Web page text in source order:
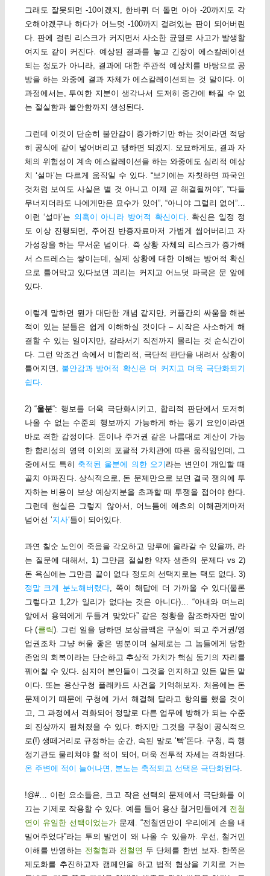
그래도 잘못되면 -10이겠지, 한바퀴 더 돌면 아아 -20까지도 각
오해야겠구나 하다가 어느덧 -100까지 걸려있는 판이 되어버린
다. 판에 걸린 리스크가 커지면서 사소한 균열로 사고가 발생할
여지도 같이 커진다. 예상된 결과를 놓고 긴장이 에스칼레이션
되는 정도가 아니라, 결과에 대한 주관적 예상치를 바탕으로 공
방을 하는 와중에 결과 자체가 에스칼레이션되는 것 말이다. 이
과정에서는, 투여한 지분이 생각나서 도저히 중간에 빠질 수 없
는 절실함과 불안함까지 생성된다.
그런데 이것이 단순히 불안감이 증가하기만 하는 것이라면 적당
히 공식에 같이 넣어버리고 땡하면 되겠지. 오묘하게도, 결과 자
체의 위험성이 계속 에스칼레이션을 하는 와중에도 심리적 예상
치 ‘설마’는 다르게 움직일 수 있다. “보기에는 자칫하면 파국인
것처럼 보여도 사실은 별 것 아니고 이제 곧 해결될꺼야”, “다들
무너지더라도 나에게만은 묘수가 있어”, “아니야 그럴리 없어”…
이런 ‘설마’는 의혹이 아니라 방어적 확신이다. 확신은 일정 정
도 이상 진행되면, 주어진 반증자료마저 가볍게 씹어버리고 자
가성장을 하는 무서운 넘이다. 즉 상황 자체의 리스크가 증가해
서 스트레스는 쌓이는데, 실제 상황에 대한 이해는 방어적 확신
으로 틀어막고 있다보면 괴리는 커지고 어느덧 파국은 문 앞에
있다.
이렇게 말하면 뭔가 대단한 개념 같지만, 커플간의 싸움을 해본
적이 있는 분들은 쉽게 이해하실 것이다 – 시작은 사소하게 해
결할 수 있는 일이지만, 갈라서기 직전까지 몰리는 것 순식간이
다. 그런 악조건 속에서 비합리적, 극단적 판단을 내려서 상황이
틀어지면, 불안감과 방어적 확신은 더 커지고 더욱 극단화되기
쉽다.
2) “울분“: 행보를 더욱 극단화시키고, 합리적 판단에서 도저히
나올 수 없는 수준의 행보까지 가능하게 하는 동기 요인이라면
바로 격한 감정이다. 돈이나 주거권 같은 나름대로 계산이 가능
한 합리성의 영역 이외의 포괄적 가치관에 따른 움직임인데, 그
중에서도 특히 축적된 울분에 의한 오기 라는 변인이 개입할 때
골치 아파진다. 상식적으로, 돈 문제만으로 보면 결국 쟁의에 투
자하는 비용이 보상 예상지분을 초과할 때 투쟁을 접어야 한다.
그런데 현실은 그렇지 않아서, 어느틈에 애초의 이해관계마저
넘어선 ‘지사‘들이 되어있다.
과연 칠순 노인이 죽음을 각오하고 망루에 올라갈 수 있을까, 라
는 질문에 대해서, 1) 그만큼 절실한 약자 생존의 문제다 vs 2)
돈 욕심에는 그만큼 끝이 없다 정도의 선택지로는 택도 없다. 3)
정말 크게 분노해버렸다, 쪽이 해답에 더 가까울 수 있다(물론
그렇다고 1,2가 일리가 없다는 것은 아니다)… “아내와 며느리
앞에서 용역에게 두들겨 맞았다” 같은 정황을 참조하자면 말이
다 (클릭). 그런 일을 당하면 보상금액은 구실이 되고 주거권/영
업권조차 그냥 허울 좋은 명분이며 실제로는 그 놈들에게 당한
존엄의 회복이라는 단순하고 추상적 가치가 핵심 동기의 자리를
꿰어찰 수 있다. 심지어 본인들이 그것을 인지하고 있든 말든 말
이다. 또는 용산구청 플래카드 사건을 기억해보자. 처음에는 돈
문제이기 때문에 구청에 가서 해결해 달라고 항의를 했을 것이
고, 그 과정에서 격화되어 정말로 다른 업무에 방해가 되는 수준
의 진상까지 펼쳐졌을 수 있다. 하지만 그것을 구청이 공식적으
로(!) 생떼거리로 규정하는 순간, 속된 말로 ‘빡’돈다. 구청, 즉 행
정기관도 물리쳐야 할 적이 되어, 더욱 전투적 자세는 격화된다.
온 주변에 적이 늘어나면, 분노는 축적되고 선택은 극단화된다.
!@#… 이런 요소들은, 크고 작은 선택의 문제에서 극단화를 이
끄는 기제로 작용할 수 있다. 예를 들어 용산 철거민들에게 전철
연이 유일한 선택이었는가 문제. “전철연만이 우리에게 손을 내
밀어주었다”라는 투의 발언이 왜 나올 수 있을까. 우선, 철거민
이해를 반영하는 전철협과 전철연 두 단체를 한번 보자. 한쪽은
제도화를 추진하고자 캠페인을 하고 법적 협상을 기치로 거는